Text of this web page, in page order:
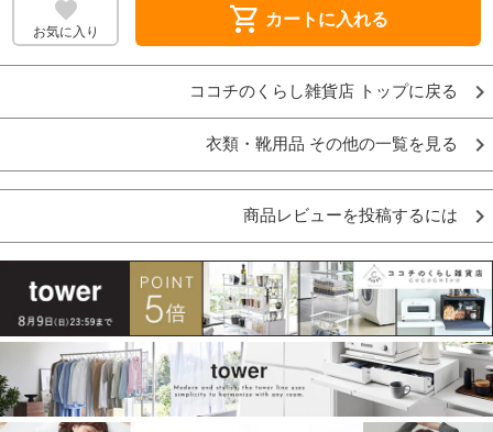
お気に入り shopping_cart カートに入れる
ココチのくらし雑貨店 トップに戻る
衣類・靴用品 その他の一覧を見る
商品レビューを投稿するには